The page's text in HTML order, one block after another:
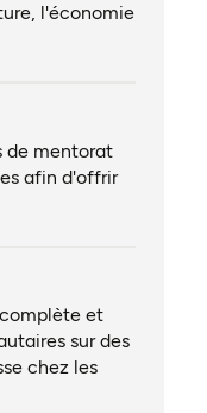
l'économie
de mentorat
afin d'offrir
et
sur des
chez les